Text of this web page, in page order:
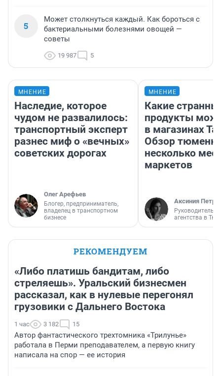
5
Может столкнуться каждый. Как бороться с
бактериальными болезнями овощей —
советы
19 987 5
МНЕНИЕ
Наследие, которое
чудом не развалилось:
транспортный эксперт
разнес миф о «вечных»
советских дорогах
Олег Арефьев
Блогер, предприниматель,
владелец в транспортном
бизнесе
МНЕНИЕ
Какие
продукты
в магазинах
Обзор
несколько
маркетов
Аксиния
Руководитель
агентства в
РЕКОМЕНДУЕМ
«Либо платишь бандитам, либо
стреляешь». Уральский бизнесмен
рассказал, как в нулевые перегонял
грузовики с Дальнего Востока
1 час 3 182 15
Автор фантастического трехтомника «Трилунье»
работала в Перми преподавателем, а первую книгу
написала на спор — ее история